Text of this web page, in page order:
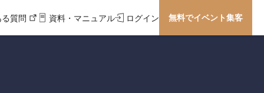
質問 資料・マニュアル ログイン 無料でイベント集客